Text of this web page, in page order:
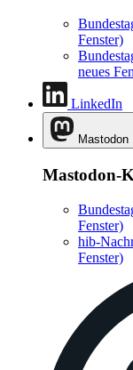
Fenster)
neues
LinkedIn
Mastodon
Mastodon-
Fenster)
hib-
Fenster)